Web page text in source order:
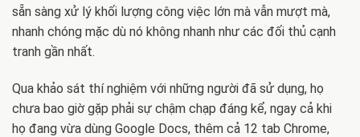
sẵn sàng xử lý khối lượng công việc lớn mà vẫn mượt mà,
nhanh chóng mặc dù nó không nhanh như các đối thủ cạnh
tranh gần nhất.
Qua khảo sát thí nghiệm với những người đã sử dụng, họ
chưa bao giờ gặp phải sự chậm chạp đáng kể, ngay cả khi
họ đang vừa dùng Google Docs, thêm cả 12 tab Chrome,